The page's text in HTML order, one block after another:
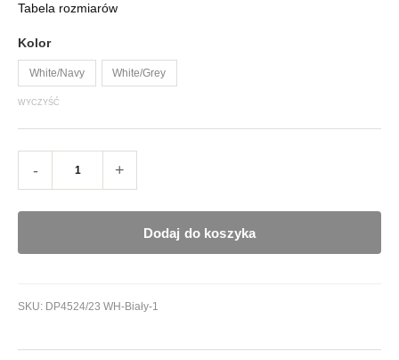
Tabela rozmiarów
Kolor
White/Navy White/Grey
WYCZYŚĆ
- +
Dodaj do koszyka
SKU: DP4524/23 WH-Biały-1